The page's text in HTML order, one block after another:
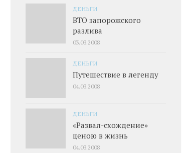
ДЕНЬГИ
ВТО запорожского
разлива
03.03.2008
ДЕНЬГИ
Путешествие в легенду
04.03.2008
ДЕНЬГИ
«Развал-схождение»
ценою в жизнь
04.03.2008